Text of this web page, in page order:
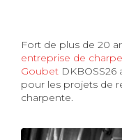
Fort de plus de 20
entreprise de
Goubet
pour les projets de
charpente.